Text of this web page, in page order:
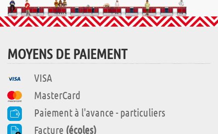
MOYENS DE PAIEMENT
VISA
MasterCard
Paiement à l'avance - particuliers
Facture (écoles)